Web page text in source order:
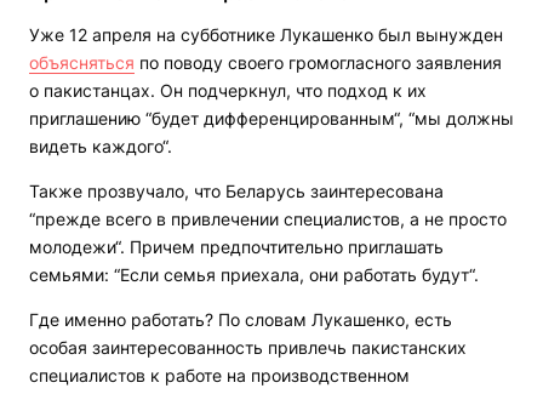
Уже 12 апреля на субботнике Лукашенко был вынужден
объясняться по поводу своего громогласного заявления
о пакистанцах. Он подчеркнул, что подход к их
приглашению “будет дифференцированным“, “мы должны
видеть каждого“.
Также прозвучало, что Беларусь заинтересована
“прежде всего в привлечении специалистов, а не просто
молодежи“. Причем предпочтительно приглашать
семьями: “Если семья приехала, они работать будут“.
Где именно работать? По словам Лукашенко, есть
особая заинтересованность привлечь пакистанских
специалистов к работе на производственном